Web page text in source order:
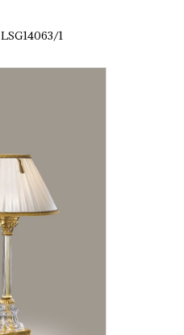
LSG14063/1